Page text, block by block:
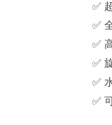
✅
✅
✅
✅
✅
✅